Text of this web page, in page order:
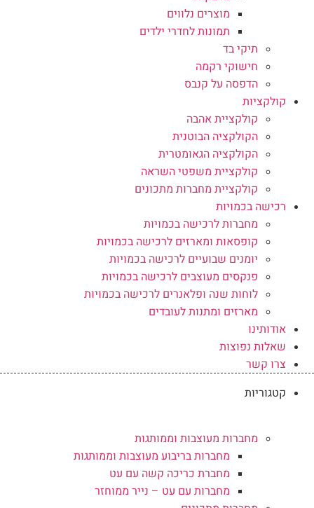
מוצרים נלווים
תמונות לחדרי ילדים
תיקי בד
חישוקי רקמה
הדפסה על קנבס
קולקציות
קולקציית אהבה
הקולקציה הבוטנית
הקולקציה הגאומטרית
קולקציית משפטי השראה
קולקציית מחברות מתכונים
רכישה בכמויות
מחברות לרכישה בכמויות
קופסאות ומארזים לרכישה בכמויות
יומנים שבועיים לרכישה בכמויות
פנקסים מעוצבים לרכישה בכמויות
לוחות שנה ופלאנרים לרכישה בכמויות
מארזים ומתנות לעובדים
אודותינו
שאלות נפוצות
צרו קשר
קטגוריות
מחברות מעוצבות וממותגות
מחברות בריבוע מעוצבות וממותגות
מחברת כריכה קשה עם עט
מחברות עם עט – נייר ממוחזר